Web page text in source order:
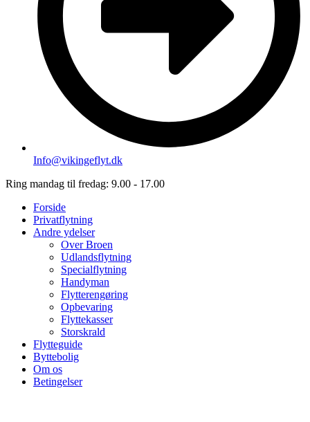
Info@vikingeflyt.dk
Ring mandag til fredag: 9.00 - 17.00
Forside
Privatflytning
Andre ydelser
Over Broen
Udlandsflytning
Specialflytning
Handyman
Flytterengøring
Opbevaring
Flyttekasser
Storskrald
Flytteguide
Byttebolig
Om os
Betingelser